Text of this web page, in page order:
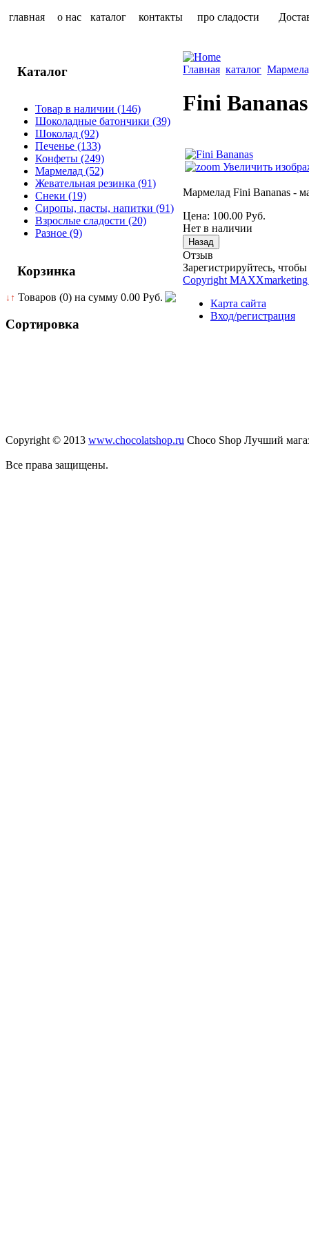
главная о нас каталог контакты про сладости
Каталог
Товар в наличии (146)
Шоколадные батончики (39)
Шоколад (92)
Печенье (133)
Конфеты (249)
Мармелад (52)
Жевательная резинка (91)
Снеки (19)
Сиропы, пасты, напитки (91)
Взрослые сладости (20)
Разное (9)
Корзинка
↓↑ Товаров (0) на сумму 0.00 Руб.
Сортировка
Главная каталог
Fini Bananas
Увеличить
Мармелад Fini Bananas -
Цена: 100.00 Руб.
Нет в наличии
Отзыв
Зарегистрируйтесь, чтобы
Copyright MAXXmarketing
Карта сайта
Вход/регистрация
Copyright © 2013 www.chocolatshop.ru Choco Shop Лучший
Все права защищены.